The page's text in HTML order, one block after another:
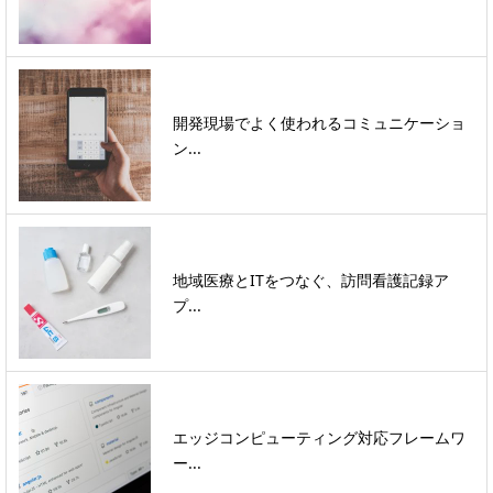
開発現場でよく使われるコミュニケーショ
ン...
地域医療とITをつなぐ、訪問看護記録ア
プ...
エッジコンピューティング対応フレームワ
ー...